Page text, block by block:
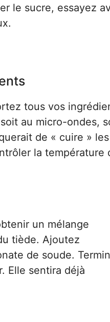
le sucre, essayez
tous vos
au micro-ondes,
de « cuire »
la température
un mélange
tiède. Ajoutez
de soude.
Elle sentira déjà